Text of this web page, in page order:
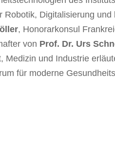
Digitalisierung
, Honorarkonsul
von Prof. Dr. Urs
und Industrie
für moderne